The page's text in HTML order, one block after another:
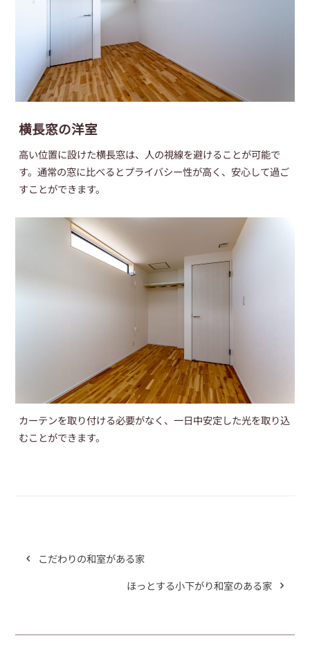
横長窓の洋室
高い位置に設けた横長窓は、人の視線を避けることが可能で
す。通常の窓に比べるとプライバシー性が高く、安心して過ご
すことができます。
カーテンを取り付ける必要がなく、一日中安定した光を取り込
むことができます。
こだわりの和室がある家
ほっとする小下がり和室のある家